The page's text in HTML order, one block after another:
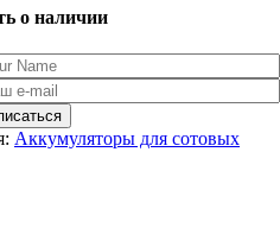
о наличии
Аккумуляторы для сотовых